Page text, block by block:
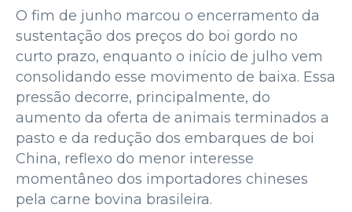
O fim de junho marcou o encerramento da
sustentação dos preços do boi gordo no
curto prazo, enquanto o início de julho vem
consolidando esse movimento de baixa. Essa
pressão decorre, principalmente, do
aumento da oferta de animais terminados a
pasto e da redução dos embarques de boi
China, reflexo do menor interesse
momentâneo dos importadores chineses
pela carne bovina brasileira.